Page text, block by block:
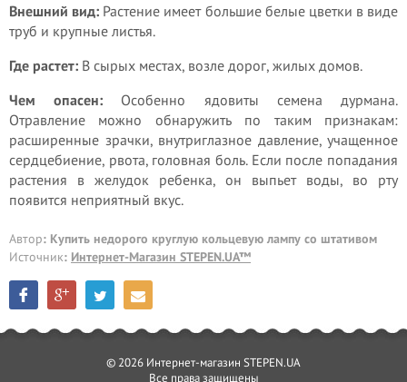
Внешний вид: Растение имеет большие белые цветки в виде
труб и крупные листья.
Где растет: В сырых местах, возле дорог, жилых домов.
Чем опасен: Особенно ядовиты семена дурмана.
Отравление можно обнаружить по таким признакам:
расширенные зрачки, внутриглазное давление, учащенное
сердцебиение, рвота, головная боль. Если после попадания
растения в желудок ребенка, он выпьет воды, во рту
появится неприятный вкус.
Автор: Купить недорого круглую кольцевую лампу со штативом
Источник: Интернет-Магазин STEPEN.UA™
© 2026 Интернет-магазин STEPEN.UA
Все права защищены